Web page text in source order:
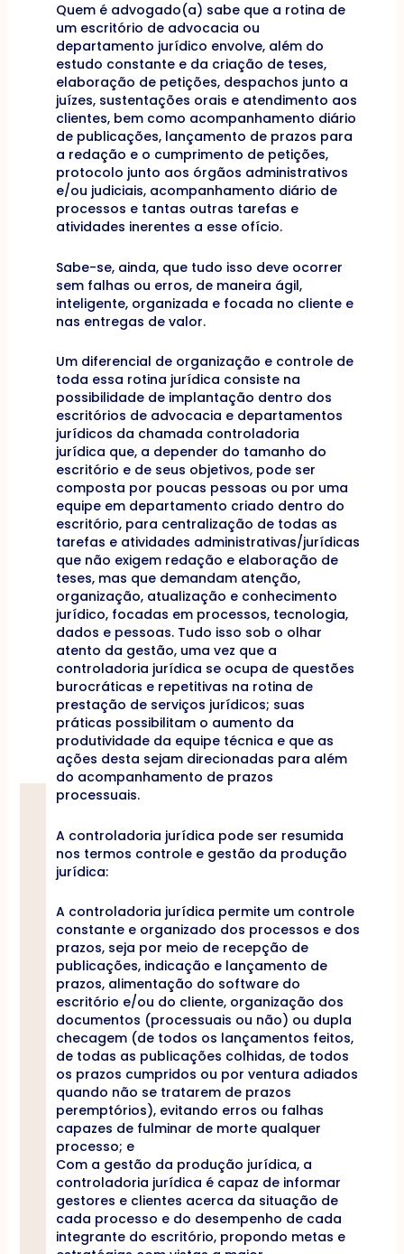
Quem é advogado(a) sabe que a rotina de
um escritório de advocacia ou
departamento jurídico envolve, além do
estudo constante e da criação de teses,
elaboração de petições, despachos junto a
juízes, sustentações orais e atendimento aos
clientes, bem como acompanhamento diário
de publicações, lançamento de prazos para
a redação e o cumprimento de petições,
protocolo junto aos órgãos administrativos
e/ou judiciais, acompanhamento diário de
processos e tantas outras tarefas e
atividades inerentes a esse ofício.
Sabe-se, ainda, que tudo isso deve ocorrer
sem falhas ou erros, de maneira ágil,
inteligente, organizada e focada no cliente e
nas entregas de valor.
Um diferencial de organização e controle de
toda essa rotina jurídica consiste na
possibilidade de implantação dentro dos
escritórios de advocacia e departamentos
jurídicos da chamada controladoria
jurídica que, a depender do tamanho do
escritório e de seus objetivos, pode ser
composta por poucas pessoas ou por uma
equipe em departamento criado dentro do
escritório, para centralização de todas as
tarefas e atividades administrativas/jurídicas
que não exigem redação e elaboração de
teses, mas que demandam atenção,
organização, atualização e conhecimento
jurídico, focadas em processos, tecnologia,
dados e pessoas. Tudo isso sob o olhar
atento da gestão, uma vez que a
controladoria jurídica se ocupa de questões
burocráticas e repetitivas na rotina de
prestação de serviços jurídicos; suas
práticas possibilitam o aumento da
produtividade da equipe técnica e que as
ações desta sejam direcionadas para além
do acompanhamento de prazos
processuais.
A controladoria jurídica pode ser resumida
nos termos controle e gestão da produção
jurídica:
A controladoria jurídica permite um controle
constante e organizado dos processos e dos
prazos, seja por meio de recepção de
publicações, indicação e lançamento de
prazos, alimentação do software do
escritório e/ou do cliente, organização dos
documentos (processuais ou não) ou dupla
checagem (de todos os lançamentos feitos,
de todas as publicações colhidas, de todos
os prazos cumpridos ou por ventura adiados
quando não se tratarem de prazos
peremptórios), evitando erros ou falhas
capazes de fulminar de morte qualquer
processo; e
Com a gestão da produção jurídica, a
controladoria jurídica é capaz de informar
gestores e clientes acerca da situação de
cada processo e do desempenho de cada
integrante do escritório, propondo metas e